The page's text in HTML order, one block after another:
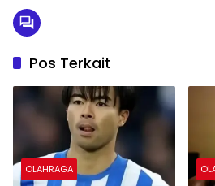
Pos Terkait
OLAHRAGA